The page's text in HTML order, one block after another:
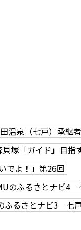
温泉（七戸）承継
塚「ガイド」目指
でよ！」第26回
のふるさとナビ4
ふるさとナビ3 七